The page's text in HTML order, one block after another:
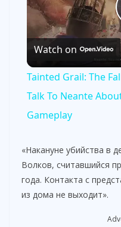
Watch on
Tainted Grail: The
Talk To Neante
Gameplay
«Накануне убийства в
Волков, считавшийся
года. Контакта с
из дома не выходит».